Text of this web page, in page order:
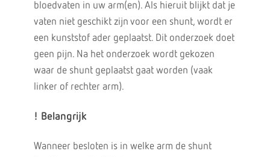
bloedvaten in uw arm(en). Als hieruit blijkt dat je
vaten niet geschikt zijn voor een shunt, wordt er
een kunststof ader geplaatst. Dit onderzoek doet
geen pijn. Na het onderzoek wordt gekozen
waar de shunt geplaatst gaat worden (vaak
linker of rechter arm).
! Belangrijk
Wanneer besloten is in welke arm de shunt